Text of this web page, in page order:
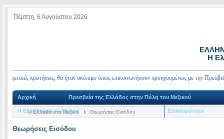
Πέμπτη, 6 Αυγούστου 2026
Η
κρατήσεις, θα ήταν σκόπιμο όπως επικοινωνήσουν προηγουμένως με την Πρεσβεία
Αρχική Πρεσβεία της Ελλάδος στην Πόλη του Μεξικού
Η Ελλάδα και το Μεξικό Επικαιρότητα
Η Ελλάδα στο Μεξικό Θεωρήσεις Εισόδου
Θεωρήσεις Εισόδου